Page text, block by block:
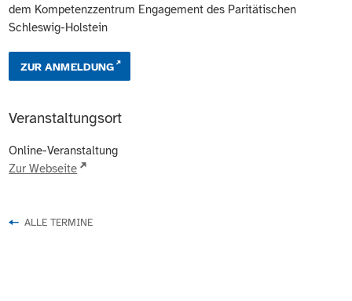
dem Kompetenzzentrum Engagement des Paritätischen
Schleswig-Holstein
ZUR ANMELDUNG
Veranstaltungsort
Online-Veranstaltung
Zur Webseite
ALLE TERMINE